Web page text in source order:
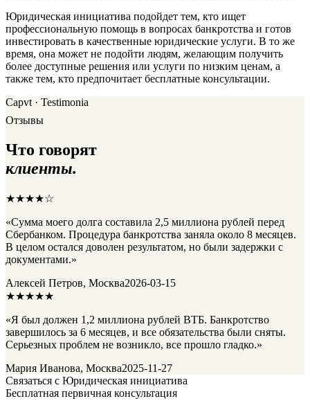
Юридическая инициатива подойдет тем, кто ищет
профессиональную помощь в вопросах банкротства и готов
инвестировать в качественные юридические услуги. В то же
время, она может не подойти людям, желающим получить
более доступные решения или услуги по низким ценам, а
также тем, кто предпочитает бесплатные консультации.
Capvt · Testimonia
Отзывы
Что говорят
клиенты.
★★★★☆
«Сумма моего долга составила 2,5 миллиона рублей перед
Сбербанком. Процедура банкротства заняла около 8 месяцев.
В целом остался доволен результатом, но были задержки с
документами.»
Алексей Петров, Москва2026-03-15
★★★★★
«Я был должен 1,2 миллиона рублей ВТБ. Банкротство
завершилось за 6 месяцев, и все обязательства были сняты.
Серьезных проблем не возникло, все прошло гладко.»
Мария Иванова, Москва2025-11-27
Связаться с Юридическая инициатива
Бесплатная первичная консультация